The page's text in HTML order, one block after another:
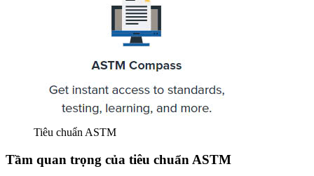
Tiêu chuẩn ASTM
Tầm quan trọng của tiêu chuẩn ASTM